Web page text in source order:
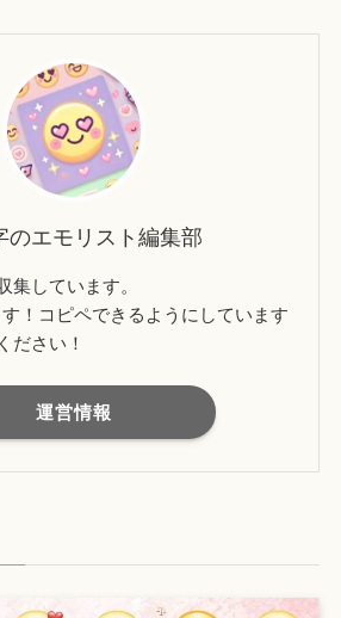
のエモリスト編集部
集しています。
！コピペできるようにしています
ださい！
運営情報